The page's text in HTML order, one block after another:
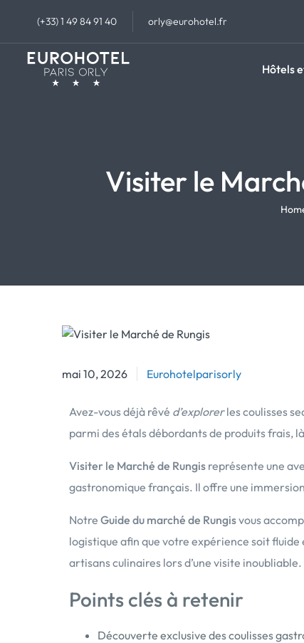
(+33) 1 49 84 91 40 orly@eurohotel.fr
Hôtels
Visiter le
mai 10, 2026
mai 10, 2026 Eurohotelparisorly
Avez-vous déjà rêvé d’explorerles coulisses
parmi des étals débordants de produits frais,
Visiter le Marché de Rungis représente une
gastronomique français. Il offre une
Notre Guide du marché de Rungisvous
logistique afin que votre expérience soit
artisans culinaires lors d’une visite inoubliable.
Points clés à retenir
Découverte exclusive des coulisses